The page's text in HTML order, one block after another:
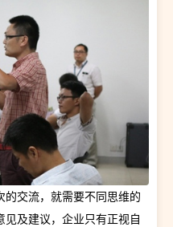
的交流，就需要不同思维的
及建议，企业只有正视自